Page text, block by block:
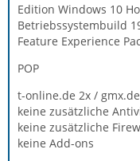
Edition Windows 10
Betriebssystembuild
Feature Experience
POP
t-online.de 2x /
keine zusätzliche
keine zusätzliche
keine Add-ons